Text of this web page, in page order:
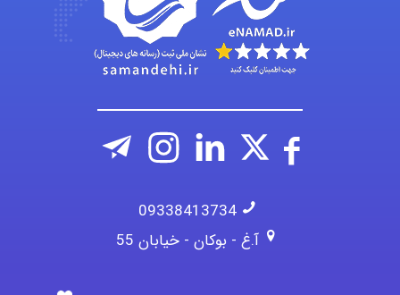
ehtesham
09338413734
آ.غ - بوکان - خیابان 55